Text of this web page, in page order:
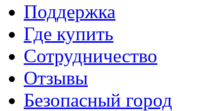
Поддержка
Где купить
Сотрудничество
Отзывы
Безопасный город